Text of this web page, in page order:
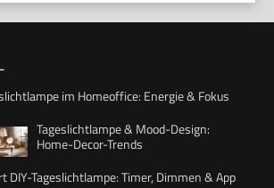
im Homeoffice: Energie & Fokus
Tageslichtlampe & Mood-Design:
Home-Decor-Trends
DIY-Tageslichtlampe: Timer, Dimmen & App